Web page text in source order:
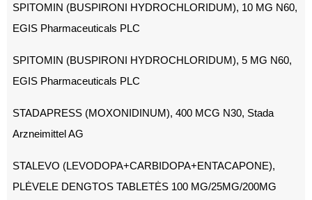
SPITOMIN (BUSPIRONI HYDROCHLORIDUM), 10 MG N60,
EGIS Pharmaceuticals PLC
SPITOMIN (BUSPIRONI HYDROCHLORIDUM), 5 MG N60,
EGIS Pharmaceuticals PLC
STADAPRESS (MOXONIDINUM), 400 MCG N30, Stada
Arzneimittel AG
STALEVO (LEVODOPA+CARBIDOPA+ENTACAPONE),
PLĖVELE DENGTOS TABLETĖS 100 MG/25MG/200MG